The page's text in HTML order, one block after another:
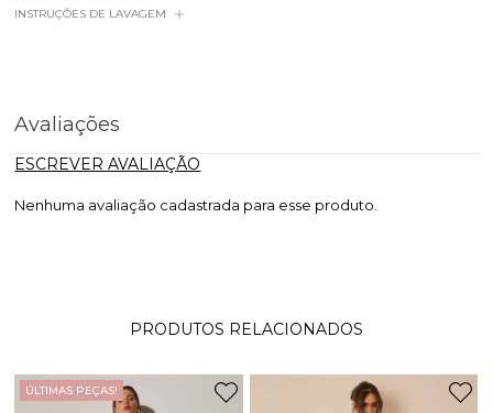
INSTRUÇÕES DE LAVAGEM
Avaliações
ESCREVER AVALIAÇÃO
Nenhuma avaliação cadastrada para esse produto.
PRODUTOS RELACIONADOS
ÚLTIMAS PEÇAS!